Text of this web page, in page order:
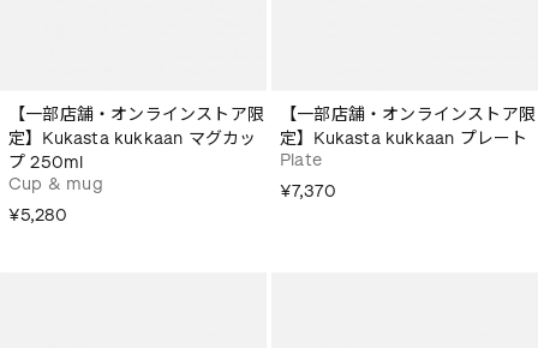
【一部店舗・オンラインストア限
定】Kukasta kukkaan マグカッ
プ 250ml
Cup & mug
¥5,280
【一部店舗・オンラインストア限
定】Kukasta kukkaan プレート
Plate
¥7,370